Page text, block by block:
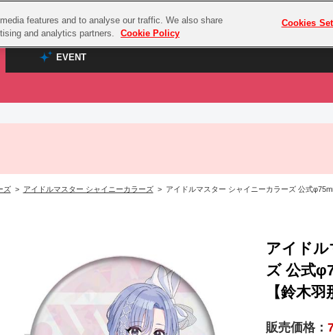
プレミアム会員とは
EVENT
TOP
EVENT
ASOBI STAGE
ラゴンボール
ラブライブ！サンシャイン‼
ラブライブ！虹ヶ咲学園スクールアイドル同好会
ズ> アイドルマスター シャイニーカラーズ> アイドルマスター シャイニーカラーズ 公式
アイド
ズ 公式
【鈴木
販売価格：
features and to analyse our traffic. We also share
and analytics partners.
Cookie Policy
Cookies